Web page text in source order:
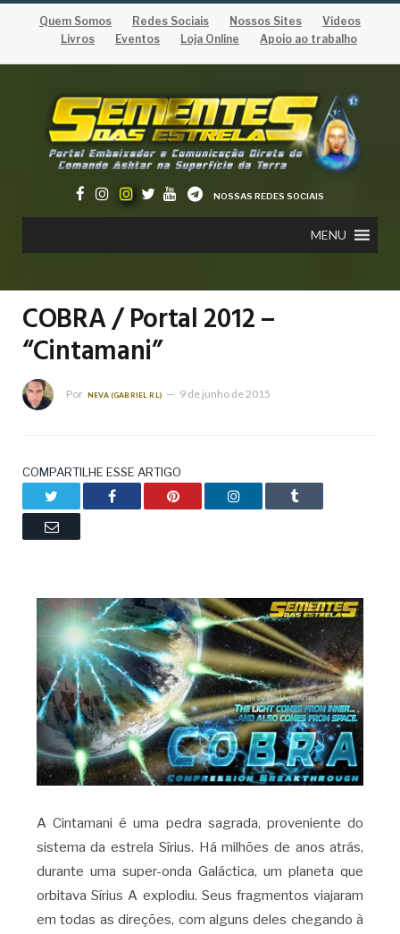
Quem Somos Redes Sociais Nossos Sites
Vídeos
Livros
Eventos Loja Online Apoio ao trabalho
NOSSAS REDES SOCIAIS
MENU
COBRA / Portal 2012 –
“Cintamani”
Por NEVA (GABRIEL RL) 9 de junho de 2015
COMPARTILHE ESSE ARTIGO
Facebook Pinterest LinkedIn Tumblr
Email
A Cintamani é uma pedra sagrada, proveniente do
sistema da estrela Sírius. Há milhões de anos atrás,
durante uma super-onda Galáctica, um planeta que
orbitava Sírius A explodiu. Seus fragmentos viajaram
em todas as direções, com alguns deles chegando à